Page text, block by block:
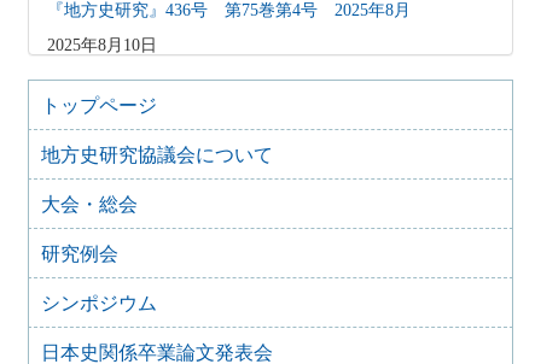
『地方史研究』436号 第75巻第4号 2025年8月
2025年8月10日
2025年6月9日
『地方史研究』435号 第75巻第3号 2025年6月
2025年4月9日
『地方史研究』434号 第75巻第2号 2025年4月
2025年2月10日
『地方史研究』433号 第75巻第1号 2025年2月
2025年1月15日
『地方史研究』432号 第74巻第6号 2024年12月
『地方史研究』431号 第74巻第5号 2024年10月
トップページ
地方史研究協議会について
大会・総会
研究例会
シンポジウム
日本史関係卒業論文発表会